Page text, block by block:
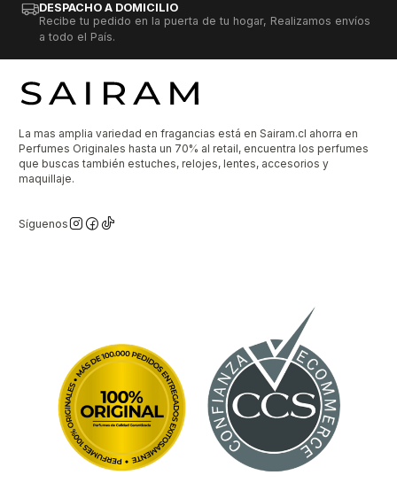
DESPACHO A DOMICILIO
Recibe tu pedido en la puerta de tu hogar, Realizamos envíos
a todo el País.
La mas amplia variedad en fragancias está en Sairam.cl ahorra en
Perfumes Originales hasta un 70% al retail, encuentra los perfumes
que buscas también estuches, relojes, lentes, accesorios y
maquillaje.
Síguenos